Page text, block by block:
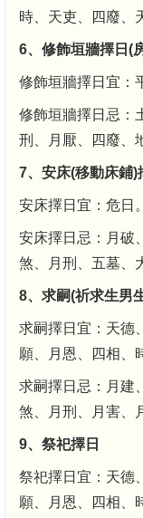
時、天吏、四廢、
6、修飾垣牆擇日(
修飾垣牆擇日宜：
修飾垣牆擇日忌：
刑、月厭、四廢、
7、安床(移動床鋪)
安床擇日宜：危日。
安床擇日忌：月破
煞、月刑、五墓、
8、求嗣(祈求生男
求嗣擇日宜：天德
願、月恩、四相、
求嗣擇日忌：月建
煞、月刑、月害、
9、祭祀擇日
祭祀擇日宜：天德
願、月恩、四相、